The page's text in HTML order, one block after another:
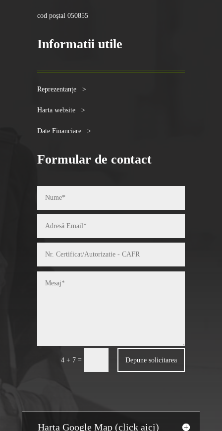
cod poştal 050855
Informatii utile
Reprezentanțe >
Harta website >
Date Financiare >
Formular de contact
4 + 7 = Depune solicitarea
Harta Google Map (click aici)